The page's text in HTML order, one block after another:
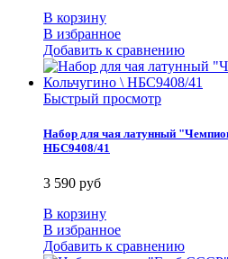
В корзину
В избранное
Добавить к сравнению
Быстрый просмотр
Набор для чая латунный
НБС9408/41
3 590 руб
В корзину
В избранное
Добавить к сравнению